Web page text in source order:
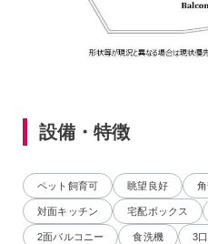
設備・特徴
ペット飼育可 眺望良好
対面キッチン 宅配ボックス
2面バルコニー 食洗機 3